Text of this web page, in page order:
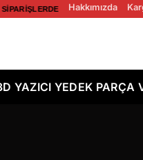
ÜCRETSIZ KARGO!
Hakkımızda
YAZICI YEDEK PARÇA